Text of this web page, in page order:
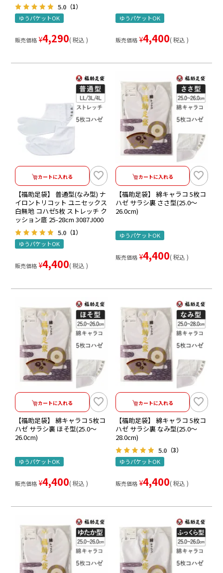
5.0 （1）
ゆうパケットOK
販売価格 ¥4,290 税込
ゆうパケットOK
販売価格 ¥4,400 税込
カートに入れる
【福助足袋】 普通型(なみ型) ナ
イロントリコット ユニセックス
白無地 コハゼ5枚 ストレッチ ク
ッション底 25-28cm 3087J000
5.0 （1）
ゆうパケットOK
販売価格 ¥4,400 税込
カートに入れる
【福助足袋】 綿キャラコ 5枚コ
ハゼ サラシ裏 ささ型(25.0～
26.0cm)
ゆうパケットOK
販売価格 ¥4,400 税込
カートに入れる
【福助足袋】 綿キャラコ 5枚コ
ハゼ サラシ裏 ほそ型(25.0～
26.0cm)
ゆうパケットOK
販売価格 ¥4,400 税込
カートに入れる
【福助足袋】 綿キャラコ 5枚コ
ハゼ サラシ裏 なみ型(25.0～
28.0cm)
5.0 （3）
ゆうパケットOK
販売価格 ¥4,400 税込